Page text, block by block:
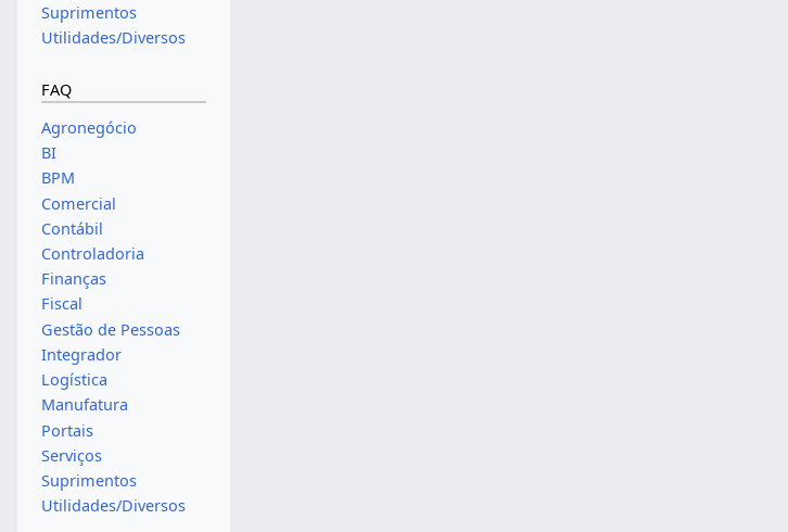
Suprimentos
Utilidades/Diversos
FAQ
Agronegócio
BI
BPM
Comercial
Contábil
Controladoria
Finanças
Fiscal
Gestão de Pessoas
Integrador
Logística
Manufatura
Portais
Serviços
Suprimentos
Utilidades/Diversos